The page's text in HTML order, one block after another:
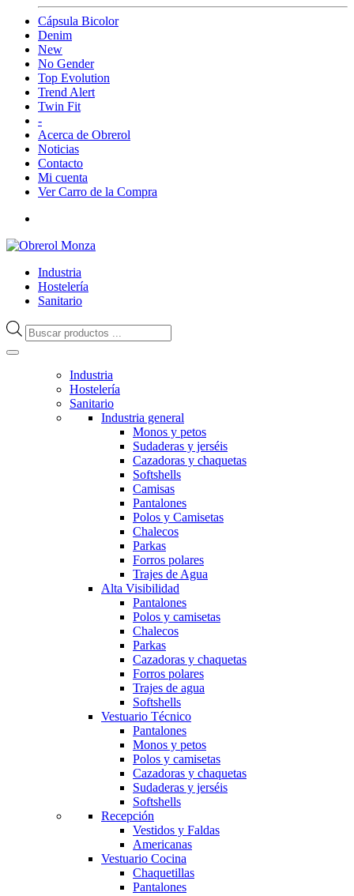
Cápsula Bicolor
Denim
New
No Gender
Top Evolution
Trend Alert
Twin Fit
-
Acerca de Obrerol
Noticias
Contacto
Mi cuenta
Ver Carro de la Compra
Industria
Hostelería
Sanitario
Búsqueda
de
Industria
Hostelería
Sanitario
Industria general
Monos y petos
Sudaderas y jerséis
Cazadoras y chaquetas
Softshells
Camisas
Pantalones
Polos y Camisetas
Chalecos
Parkas
Forros polares
Trajes de Agua
Alta Visibilidad
Pantalones
Polos y camisetas
Chalecos
Parkas
Cazadoras y chaquetas
Forros polares
Trajes de agua
Softshells
Vestuario Técnico
Pantalones
Monos y petos
Polos y camisetas
Cazadoras y chaquetas
Sudaderas y jerséis
Softshells
Recepción
Vestidos y Faldas
Americanas
Vestuario Cocina
Chaquetillas
Pantalones